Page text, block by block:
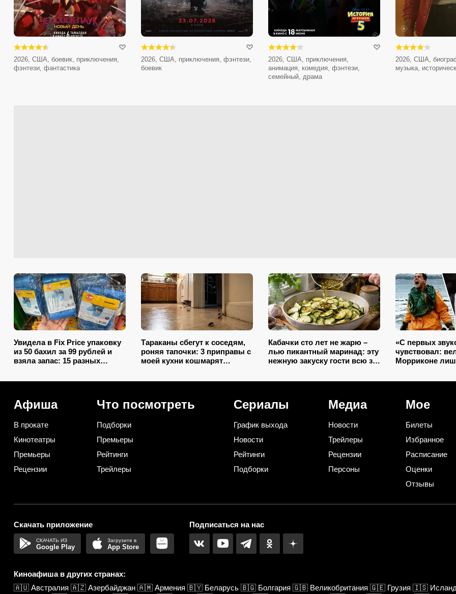
2026, США, боевик, приключения,
фэнтези, фантастика
2026, США, приключения, фэнтези,
боевик
2026, США, приключения,
анимация, комедия, фэнтези,
семейный, драма
2026, США,
музыка,
Увидела в Fix Price упаковку
из 50 бахил за 99 рублей и
взяла запас: 15 разных
Тараканы сбегут к соседям,
роняя тапочки: 3 приправы с
моей кухни кошмарят
Кабачки сто лет не жарю –
лью пикантный маринад: эту
нежную закуску гости всю за
«С первых
чувствовал:
Морриконе
Афиша
В прокате
Кинотеатры
Премьеры
Рецензии
Что посмотреть
Подборки
Премьеры
Рейтинги
Трейлеры
Сериалы
График выхода
Новости
Рейтинги
Подборки
Медиа
Новости
Трейлеры
Рецензии
Персоны
Мое
Билеты
Избранное
Расписание
Оценки
Отзывы
Скачать приложение
Google Play App Store
Подписаться на нас
Киноафиша в других странах:
🇦🇺 Австралия 🇦🇿 Азербайджан 🇦🇲 Армения 🇧🇾 Беларусь 🇧🇬 Болгария 🇬🇧 Великобритания 🇬🇪 Грузия 🇮🇸